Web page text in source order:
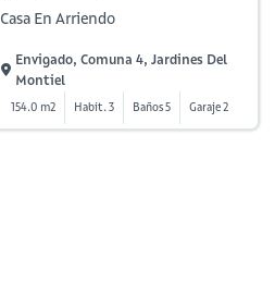
Casa En Arriendo
Envigado, Comuna 4, Jardines Del
Montiel
154.0 m2 Habit. 3 Baños 5 Garaje 2